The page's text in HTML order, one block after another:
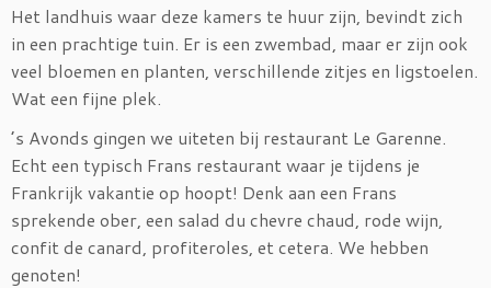
Het landhuis waar deze kamers te huur zijn, bevindt zich
in een prachtige tuin. Er is een zwembad, maar er zijn ook
veel bloemen en planten, verschillende zitjes en ligstoelen.
Wat een fijne plek.
’s Avonds gingen we uiteten bij restaurant Le Garenne.
Echt een typisch Frans restaurant waar je tijdens je
Frankrijk vakantie op hoopt! Denk aan een Frans
sprekende ober, een salad du chevre chaud, rode wijn,
confit de canard, profiteroles, et cetera. We hebben
genoten!